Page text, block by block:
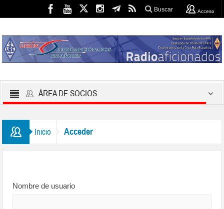
Buscar Acceso
ÁREA DE SOCIOS
Inicio Acceder
Nombre de usuario